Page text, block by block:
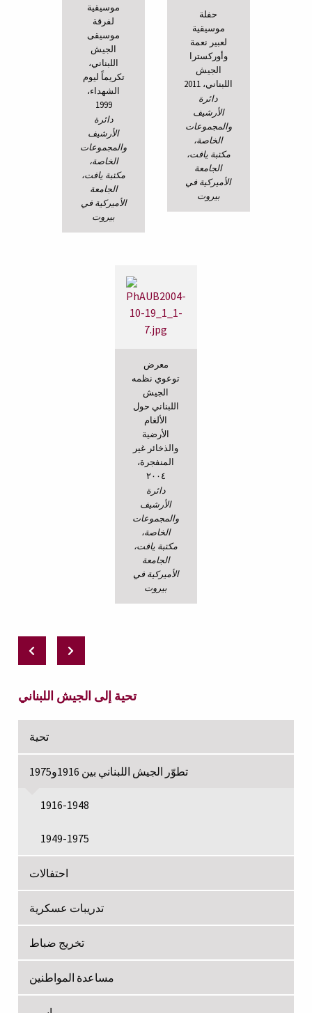
تحية إلى الجيش اللبناني
تحية
تطوّر الجيش اللبناني بين 1916و1975
1916-1948
1949-1975
احتفالات
تدريبات عسكرية
تخريج ضباط
مساعدة المواطنين
موسيقية
لفرقة
موسيقى
الجيش
اللبناني،
تكريماً ليوم
الشهداء،
1999
دائرة
الأرشيف
والمجموعات
الخاصة،
مكتبة يافت،
الجامعة
الأميركية في
بيروت
حفلة
موسيقية
لعبير نعمة
وأوركسترا
الجيش
اللبناني، 2011
دائرة
الأرشيف
والمجموعات
الخاصة،
مكتبة يافت،
الجامعة
الأميركية في
بيروت
معرض
توعوي نظمه
الجيش
اللبناني حول
الألغام
الأرضية
والذخائر غير
المنفجرة،
٢٠٠٤
دائرة
الأرشيف
والمجموعات
الخاصة،
مكتبة يافت،
الجامعة
الأميركية في
بيروت